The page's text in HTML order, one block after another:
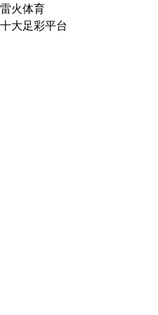
雷火体育
十大足彩平台